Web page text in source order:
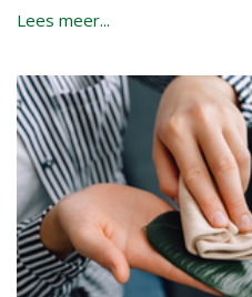
Lees meer...